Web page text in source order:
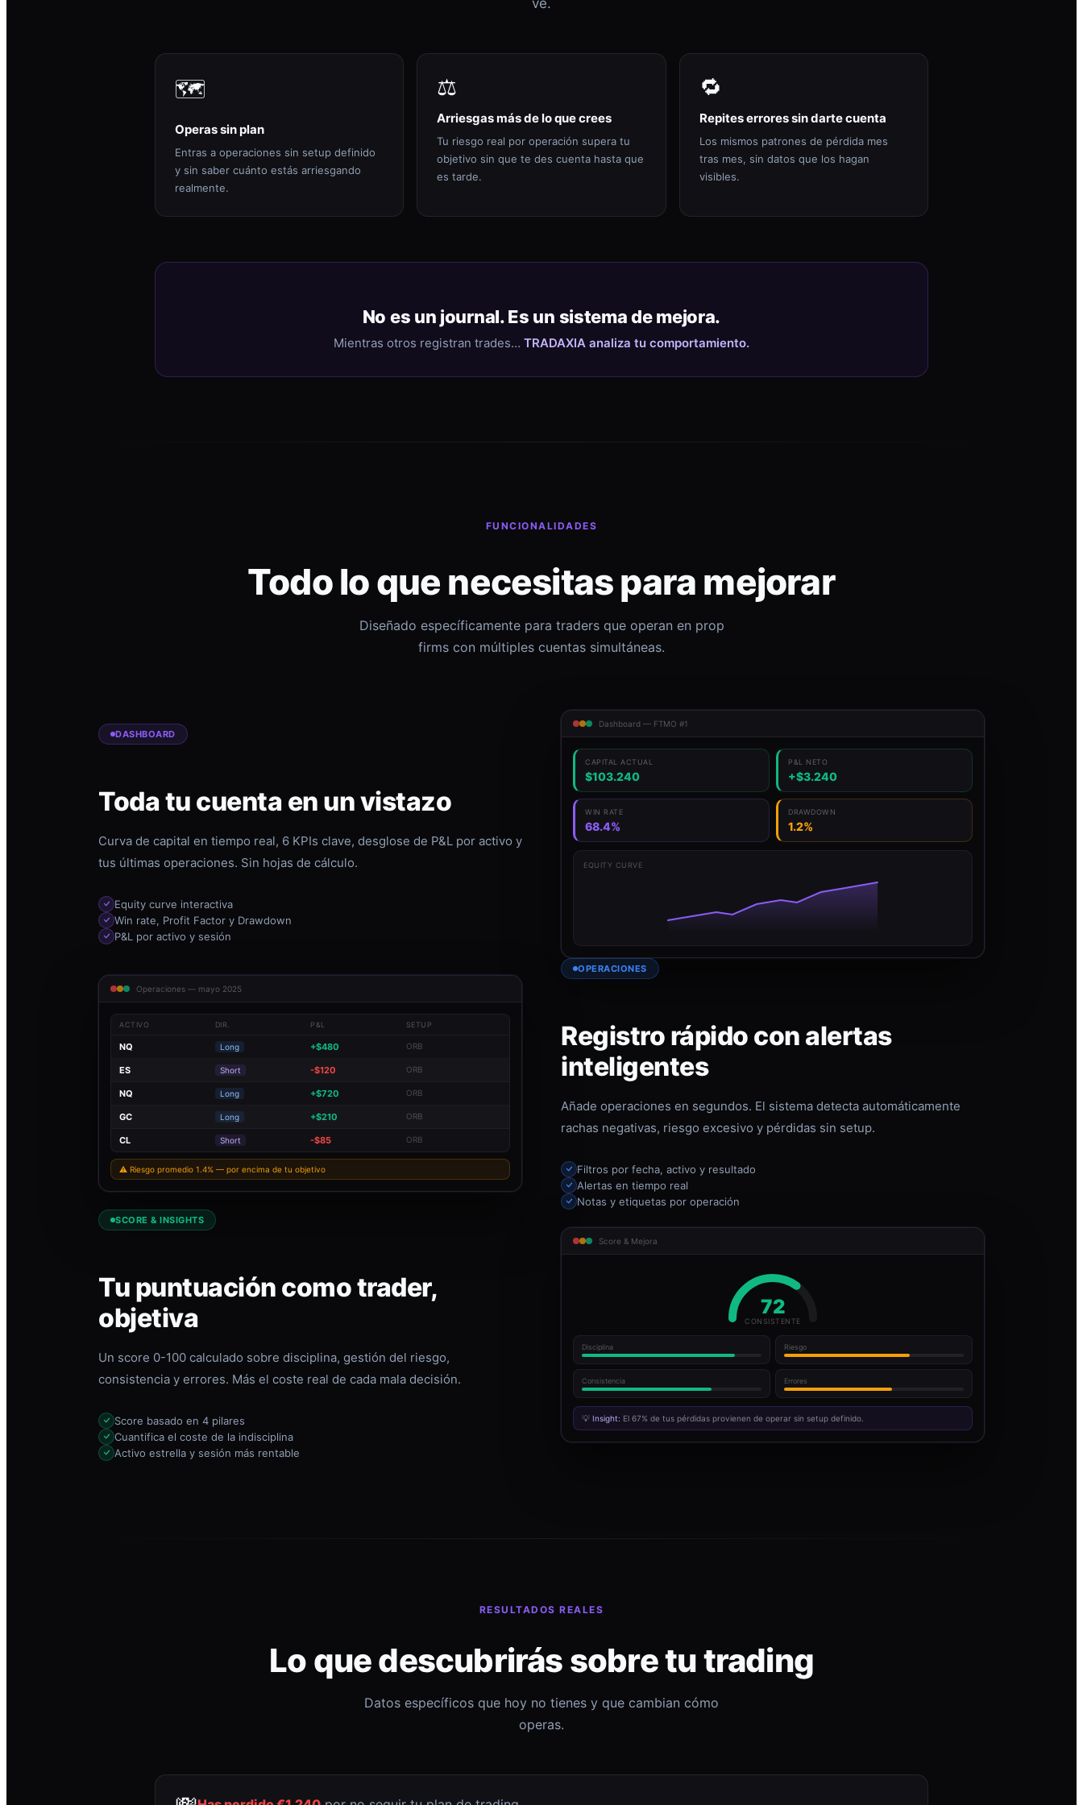
ve.
🗺️
Operas sin plan
Entras a operaciones sin setup definido
y sin saber cuánto estás arriesgando
realmente.
⚖️
Arriesgas más de lo que crees
Tu riesgo real por operación supera tu
objetivo sin que te des cuenta hasta que
es tarde.
🔁
Repites errores sin darte cuenta
Los mismos patrones de pérdida mes
tras mes, sin datos que los hagan
visibles.
No es un journal. Es un sistema de mejora.
Mientras otros registran trades… TRADAXIA analiza tu comportamiento.
FUNCIONALIDADES
Todo lo que necesitas para mejorar
Diseñado específicamente para traders que operan en prop
firms con múltiples cuentas simultáneas.
DASHBOARD
Toda tu cuenta en un vistazo
Curva de capital en tiempo real, 6 KPIs clave, desglose de P&L por activo y
tus últimas operaciones. Sin hojas de cálculo.
Equity curve interactiva
Win rate, Profit Factor y Drawdown
P&L por activo y sesión
Dashboard — FTMO #1
CAPITAL ACTUAL
$103.240
P&L NETO
+$3.240
WIN RATE
68.4%
DRAWDOWN
1.2%
EQUITY CURVE
Operaciones — mayo 2025
ACTIVO DIR. P&L SETUP
NQ Long +$480 ORB
ES Short -$120 ORB
NQ Long +$720 ORB
GC Long +$210 ORB
CL Short -$85 ORB
⚠ Riesgo promedio 1.4% — por encima de tu objetivo
OPERACIONES
Registro rápido con alertas
inteligentes
Añade operaciones en segundos. El sistema detecta automáticamente
rachas negativas, riesgo excesivo y pérdidas sin setup.
Filtros por fecha, activo y resultado
Alertas en tiempo real
Notas y etiquetas por operación
SCORE & INSIGHTS
Tu puntuación como trader,
objetiva
Un score 0-100 calculado sobre disciplina, gestión del riesgo,
consistencia y errores. Más el coste real de cada mala decisión.
Score basado en 4 pilares
Cuantifica el coste de la indisciplina
Activo estrella y sesión más rentable
Score & Mejora
72
CONSISTENTE
Disciplina Riesgo
Consistencia Errores
💡 Insight: El 67% de tus pérdidas provienen de operar sin setup definido.
RESULTADOS REALES
Lo que descubrirás sobre tu trading
Datos específicos que hoy no tienes y que cambian cómo
operas.